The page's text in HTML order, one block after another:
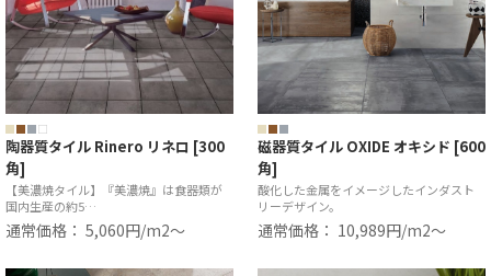
陶器質タイル Rinero リネロ [300
角]
【美濃焼タイル】『美濃焼』は食器類が
国内生産の約5…
通常価格： 5,060円/m2〜
磁器質タイル OXIDE オキシド [600
角]
酸化した金属をイメージしたインダスト
リーデザイン。
通常価格： 10,989円/m2〜